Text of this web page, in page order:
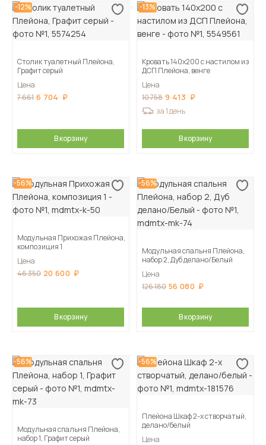
-12%
Столик туалетный Плейона,
Графит серый
Цена
7 661 6 704
В корзину
-13%
Кровать 140x200 с настилом из
ДСП Плейона, венге
Цена
10 758 9 413
за 1 день
В корзину
-56%
Модульная Прихожая Плейона,
композиция 1
Цена
46 350 20 600
В корзину
-56%
Модульная спальня Плейона,
набор 2, Дуб делано/Белый
Цена
126 180 56 080
В корзину
-56%
Модульная спальня Плейона,
набор 1, Графит серый
-56%
Плейона Шкаф 2-х створчатый,
делано/белый
Цена